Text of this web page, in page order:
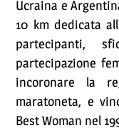
Ucraina e
10 km dedicata
partecipanti,
partecipazione
incoronare la
maratoneta, e
Best Woman nel